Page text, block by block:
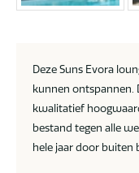
Deze Suns Evora
kunnen ontspannen.
kwalitatief
bestand tegen alle
hele jaar door buiten